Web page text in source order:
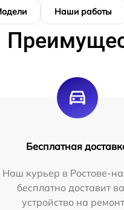
Наши работы
Бесплатная
Наш курьер в Ростове-
бесплатно доставит
устройство на